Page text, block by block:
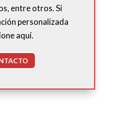
entre otros. Si
personalizada
aquí.